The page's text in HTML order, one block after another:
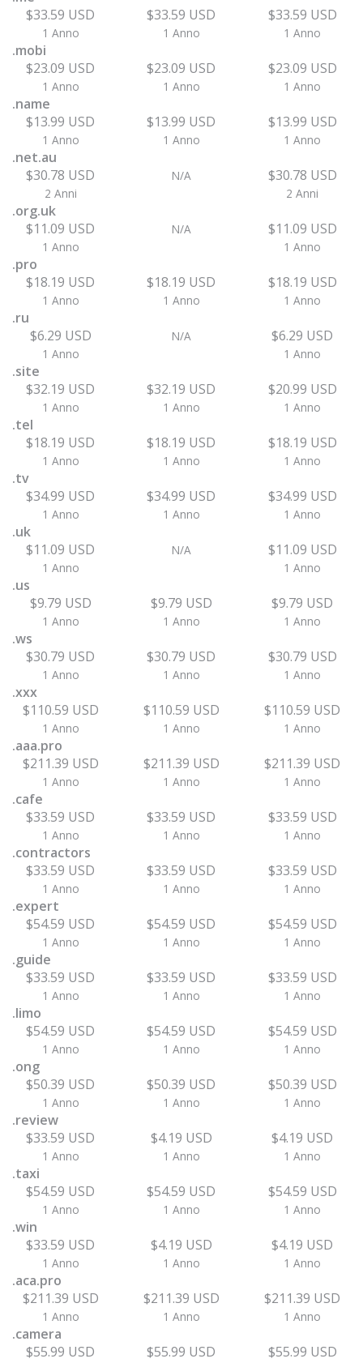
$33.59 USD
1 Anno
$33.59 USD
1 Anno
$33.59 USD
1 Anno
.mobi
$23.09 USD
1 Anno
$23.09 USD
1 Anno
$23.09 USD
1 Anno
.name
$13.99 USD
1 Anno
$13.99 USD
1 Anno
$13.99 USD
1 Anno
.net.au
$30.78 USD
2 Anni
N/A $30.78 USD
2 Anni
.org.uk
$11.09 USD
1 Anno
N/A $11.09 USD
1 Anno
.pro
$18.19 USD
1 Anno
$18.19 USD
1 Anno
$18.19 USD
1 Anno
.ru
$6.29 USD
1 Anno
N/A $6.29 USD
1 Anno
.site
$32.19 USD
1 Anno
$32.19 USD
1 Anno
$20.99 USD
1 Anno
.tel
$18.19 USD
1 Anno
$18.19 USD
1 Anno
$18.19 USD
1 Anno
.tv
$34.99 USD
1 Anno
$34.99 USD
1 Anno
$34.99 USD
1 Anno
.uk
$11.09 USD
1 Anno
N/A $11.09 USD
1 Anno
.us
$9.79 USD
1 Anno
$9.79 USD
1 Anno
$9.79 USD
1 Anno
.ws
$30.79 USD
1 Anno
$30.79 USD
1 Anno
$30.79 USD
1 Anno
.xxx
$110.59 USD
1 Anno
$110.59 USD
1 Anno
$110.59 USD
1 Anno
.aaa.pro
$211.39 USD
1 Anno
$211.39 USD
1 Anno
$211.39 USD
1 Anno
.cafe
$33.59 USD
1 Anno
$33.59 USD
1 Anno
$33.59 USD
1 Anno
.contractors
$33.59 USD
1 Anno
$33.59 USD
1 Anno
$33.59 USD
1 Anno
.expert
$54.59 USD
1 Anno
$54.59 USD
1 Anno
$54.59 USD
1 Anno
.guide
$33.59 USD
1 Anno
$33.59 USD
1 Anno
$33.59 USD
1 Anno
.limo
$54.59 USD
1 Anno
$54.59 USD
1 Anno
$54.59 USD
1 Anno
.ong
$50.39 USD
1 Anno
$50.39 USD
1 Anno
$50.39 USD
1 Anno
.review
$33.59 USD
1 Anno
$4.19 USD
1 Anno
$4.19 USD
1 Anno
.taxi
$54.59 USD
1 Anno
$54.59 USD
1 Anno
$54.59 USD
1 Anno
.win
$33.59 USD
1 Anno
$4.19 USD
1 Anno
$4.19 USD
1 Anno
.aca.pro
$211.39 USD
1 Anno
$211.39 USD
1 Anno
$211.39 USD
1 Anno
.camera
$55.99 USD
$55.99 USD $55.99 USD